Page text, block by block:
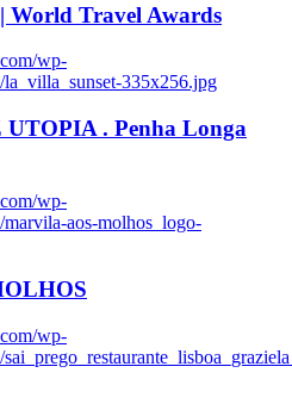
World Travel Awards
wp-
335x256.jpg
. Penha Longa
wp-
aos-molhos_logo-
wp-